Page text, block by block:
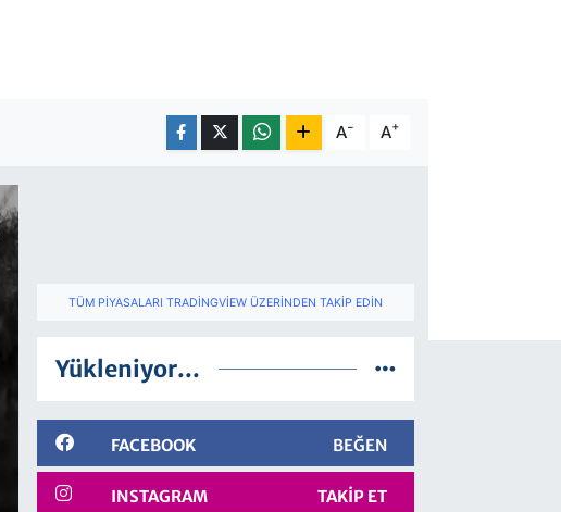
A- A+
TÜM PIYASALARI TRADINGVIEW ÜZERINDEN TAKIP EDIN
Yükleniyor...
FACEBOOK BEĞEN
INSTAGRAM TAKIP ET